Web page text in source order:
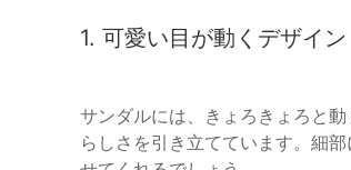
1. 可愛い目が動くデザイン
サンダルには、きょろきょろと
らしさを引き立てています。細